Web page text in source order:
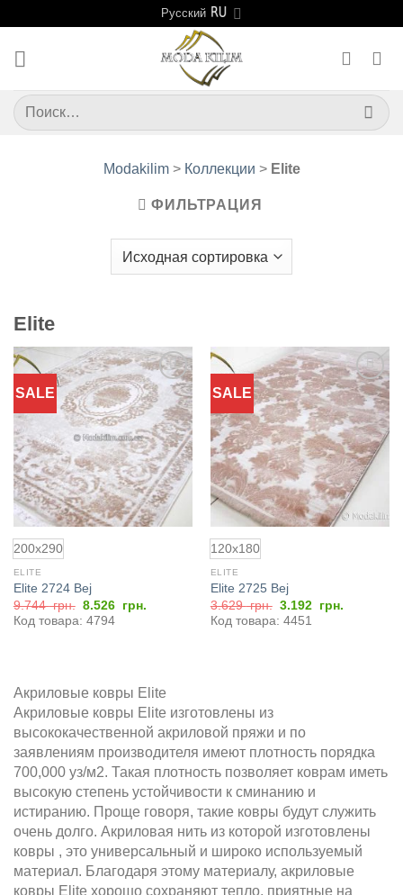
content
Русский
Искать:
Modakilim> Коллекции > Elite
ФИЛЬТРАЦИЯ
Elite
SALE
Добавить
в
избранное
200x290
ELITE
Elite 2724 Bej
9.744грн. Первоначальная
цена
составляла
8.526 грн.
Код товара: 4794
SALE
Добавить
в
избранное
120x180
ELITE
Elite 2725 Bej
3.629грн. Первоначальная
цена
составляла
3.192 грн.
Код товара: 4451
Акриловые ковры Elite
Акриловые ковры Elite изготовлены из
высококачественной акриловой пряжи и по
заявлениям производителя имеют плотность порядка
700,000 уз/м2. Такая плотность позволяет коврам иметь
высокую степень устойчивости к сминанию и
истиранию. Проще говоря, такие ковры будут служить
очень долго. Акриловая нить из которой изготовлены
ковры , это универсальный и широко используемый
материал. Благодаря этому материалу, акриловые
ковры Elite хорошо сохраняют тепло, приятные на